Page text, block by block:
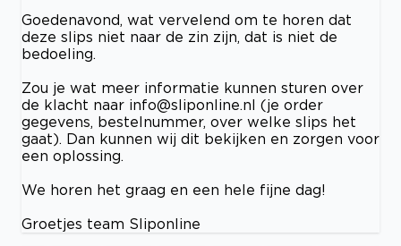
Goedenavond, wat vervelend om te horen dat
deze slips niet naar de zin zijn, dat is niet de
bedoeling.
Zou je wat meer informatie kunnen sturen over
de klacht naar info@sliponline.nl
(je order
gegevens, bestelnummer, over welke slips het
gaat). Dan kunnen wij dit bekijken en zorgen voor
een oplossing.
We horen het graag en een hele fijne dag!
Groetjes team Sliponline